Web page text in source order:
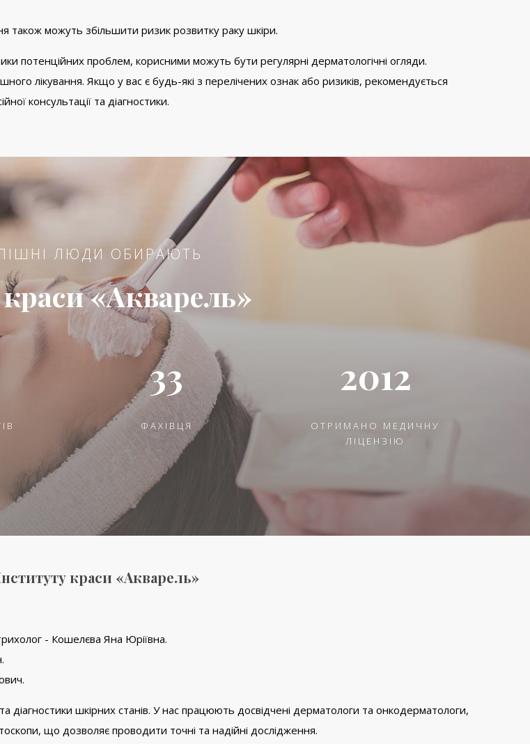
також можуть збільшити ризик розвитку раку шкіри.
потенційних проблем, корисними можуть бути регулярні дерматологічні огляди.
лікування. Якщо у вас є будь-які з перелічених ознак або ризиків, рекомендується
консультації та діагностики.
ЛЮДИ ОБИРАЮТЬ
«Акварель»
33
ФАХІВЦЯ
2012
ОТРИМАНО МЕДИЧНУ
ЛІЦЕНЗІЮ
краси «Акварель»
- Кошелєва Яна Юріївна.
та діагностики шкірних станів. У нас працюють досвідчені дерматологи та онкодерматологи,
що дозволяє проводити точні та надійні дослідження.